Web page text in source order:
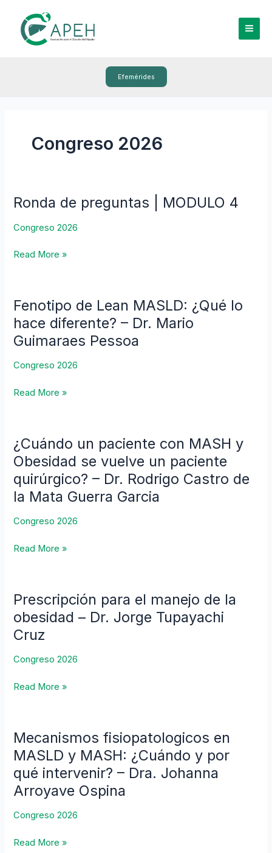
contenido
Efemérides
Congreso 2026
Ronda de preguntas | MODULO 4
Congreso 2026
Ronda
preguntas
MODULO
Read More »
Fenotipo de Lean MASLD: ¿Qué lo
hace diferente? – Dr. Mario
Guimaraes Pessoa
Congreso 2026
Fenotipo
de
Lean
MASLD:
¿Qué
hace
Mario
Guimaraes
Pessoa
Read More »
¿Cuándo un paciente con MASH y
Obesidad se vuelve un paciente
quirúrgico? – Dr. Rodrigo Castro de
la Mata Guerra Garcia
Congreso 2026
¿Cuándo
un
paciente
con
MASH
Obesidad
se
quirúrgico?
–
Dr.
Castro
la
Garcia
Read More »
Prescripción para el manejo de la
obesidad – Dr. Jorge Tupayachi
Cruz
Congreso 2026
Prescripción
para
manejo
de
obesidad
Tupayachi
Cruz
Read More »
Mecanismos fisiopatologicos en
MASLD y MASH: ¿Cuándo y por
qué intervenir? – Dra. Johanna
Arroyave Ospina
Congreso 2026
Mecanismos
fisiopatologicos
MASLD
y
¿Cuándo
y
Read More »